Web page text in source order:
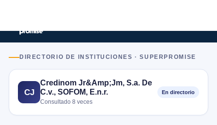
DIRECTORIO DE INSTITUCIONES · SUPERPROMISE
CJ
Credinom Jr&Amp;Jm, S.a. De
C.v., SOFOM, E.n.r.
Consultado 8 veces
En directorio